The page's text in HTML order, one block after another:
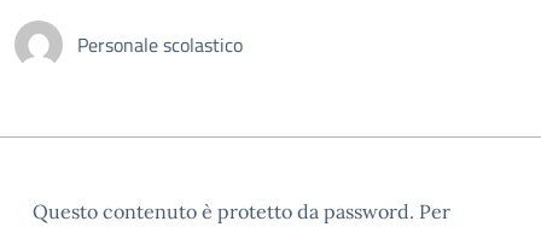
Personale scolastico
Questo contenuto è protetto da password. Per